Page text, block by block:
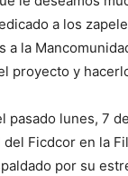
a los
a la
proyecto y
pasado lunes, 7
Ficdcor en la
por su